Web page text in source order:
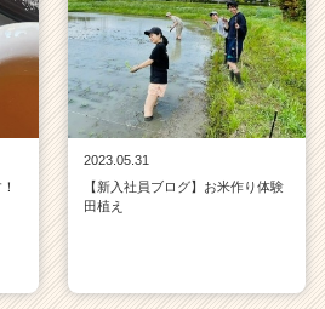
2023.05.31
【新入社員ブログ】お米作り体験
田植え